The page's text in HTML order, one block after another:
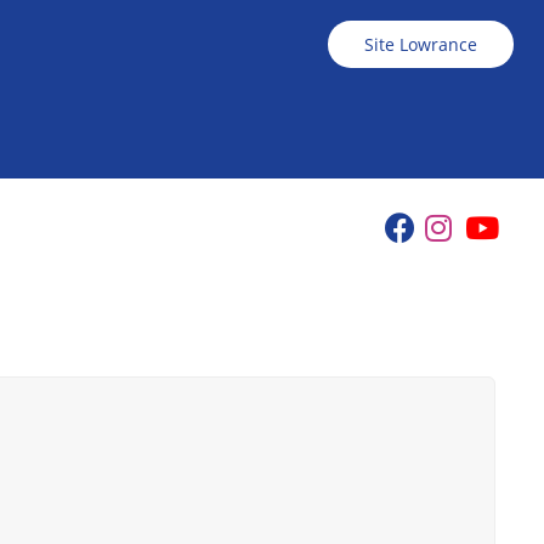
Site Lowrance